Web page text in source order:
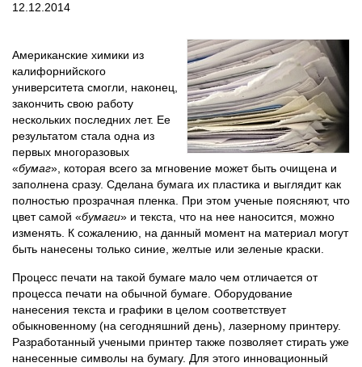
12.12.2014
Американские химики из
калифорнийского
университета смогли, наконец,
закончить свою работу
нескольких последних лет. Ее
результатом стала одна из
первых многоразовых
«бумаг», которая всего за мгновение может быть очищена и
заполнена сразу. Сделана бумага их пластика и выглядит как
полностью прозрачная пленка. При этом ученые поясняют, что
цвет самой «бумаги» и текста, что на нее наносится, можно
изменять. К сожалению, на данный момент на материал могут
быть нанесены только синие, желтые или зеленые краски.
Процесс печати на такой бумаге мало чем отличается от
процесса печати на обычной бумаге. Оборудование
нанесения текста и графики в целом соответствует
обыкновенному (на сегодняшний день), лазерному принтеру.
Разработанный учеными принтер также позволяет стирать уже
нанесенные символы на бумагу. Для этого инновационный